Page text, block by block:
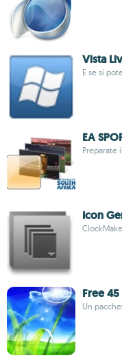
Vista
E se si
EA
Preparate
Icon
Free
Un